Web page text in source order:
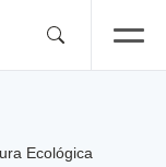
Ecológica